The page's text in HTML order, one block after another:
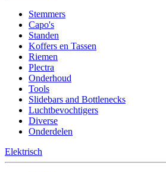
Stemmers
Capo's
Standen
Koffers en Tassen
Riemen
Plectra
Onderhoud
Tools
Slidebars and Bottlenecks
Luchtbevochtigers
Diverse
Onderdelen
Elektrisch